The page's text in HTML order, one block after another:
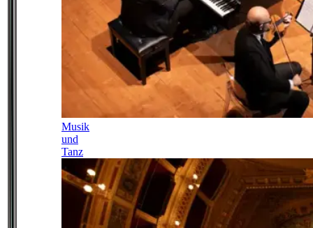
Musik
und
Tanz